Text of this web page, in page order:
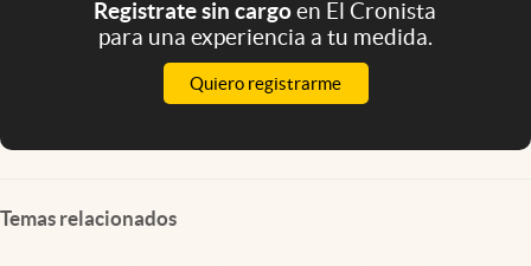
Registrate sin cargoen El Cronista
para una experiencia a tu medida.
Quiero registrarme
Temas relacionados